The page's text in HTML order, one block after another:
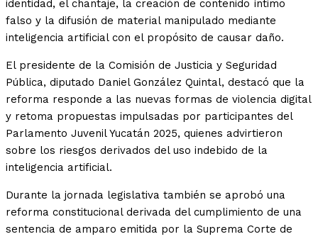
identidad, el chantaje, la creación de contenido íntimo
falso y la difusión de material manipulado mediante
inteligencia artificial con el propósito de causar daño.
El presidente de la Comisión de Justicia y Seguridad
Pública, diputado Daniel González Quintal, destacó que la
reforma responde a las nuevas formas de violencia digital
y retoma propuestas impulsadas por participantes del
Parlamento Juvenil Yucatán 2025, quienes advirtieron
sobre los riesgos derivados del uso indebido de la
inteligencia artificial.
Durante la jornada legislativa también se aprobó una
reforma constitucional derivada del cumplimiento de una
sentencia de amparo emitida por la Suprema Corte de